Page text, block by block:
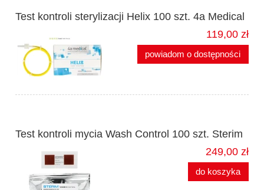
Test kontroli sterylizacji Helix 100 szt. 4a Medical
119,00 zł
powiadom o dostępności
Test kontroli mycia Wash Control 100 szt. Sterim
249,00 zł
do koszyka